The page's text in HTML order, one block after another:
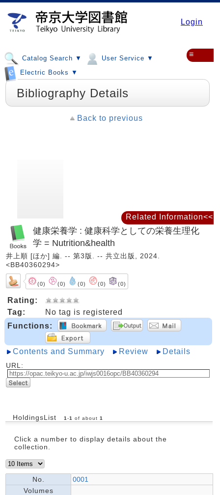
Login
Catalog Search ▼
User Service ▼
Electric Books ▼
≡
Bibliography Details
Back to previous
健康栄養学 : 健康科学としての栄養生理化
学 = Nutrition&health
井上順 [ほか] 編. -- 第3版. -- 共立出版, 2024.
<BB40360294>
(0) (0) (0) (0) (0)
Rating:
Tag:
No tag is registered
Functions:
Contents and Summary Review Details
URL:
HoldingsList 1 -1 of about 1
Click a number to display details about the
collection.
No.
0001
Volumes
Related Information<<